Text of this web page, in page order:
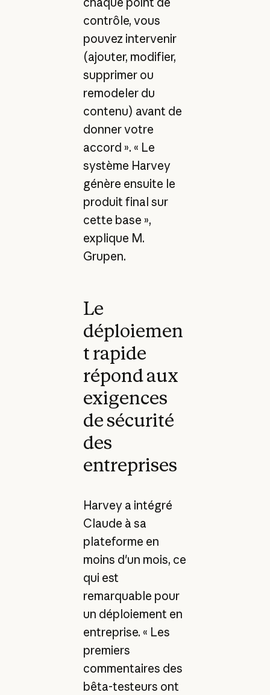
contrôle, vous
pouvez intervenir
(ajouter, modifier,
supprimer ou
remodeler du
contenu) avant de
donner votre
accord ». « Le
système Harvey
génère ensuite le
produit final sur
cette base »,
explique M.
Grupen.
Le
déploiemen
t rapide
répond aux
exigences
de sécurité
des
entreprises
Harvey a intégré
Claude à sa
plateforme en
moins d'un mois, ce
qui est
remarquable pour
un déploiement en
entreprise. « Les
premiers
commentaires des
bêta-testeurs ont